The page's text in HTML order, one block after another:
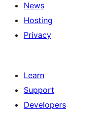
News
Hosting
Privacy
Learn
Support
Developers